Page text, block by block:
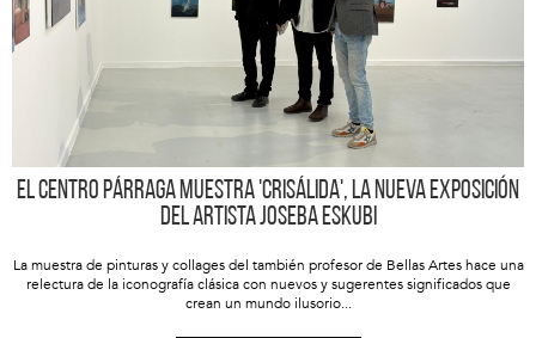
El Centro Párraga muestra 'Crisálida', la nueva exposición
del artista Joseba Eskubi
La muestra de pinturas y collages del también profesor de Bellas Artes hace una
relectura de la iconografía clásica con nuevos y sugerentes significados que
crean un mundo ilusorio...